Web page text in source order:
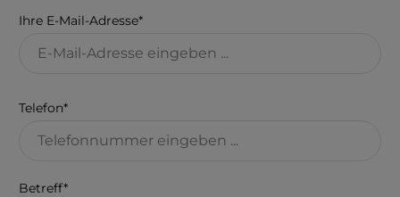
Ihre E-Mail-Adresse*
Telefon*
Betreff*